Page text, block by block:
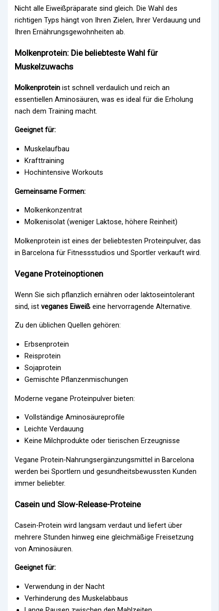
Nicht alle Eiweißpräparate sind gleich. Die Wahl des
richtigen Typs hängt von Ihren Zielen, Ihrer Verdauung und
Ihren Ernährungsgewohnheiten ab.
Molkenprotein: Die beliebteste Wahl für
Muskelzuwachs
Molkenproteinist schnell verdaulich und reich an
essentiellen Aminosäuren, was es ideal für die Erholung
nach dem Training macht.
Geeignet für:
Muskelaufbau
Krafttraining
Hochintensive Workouts
Gemeinsame Formen:
Molkenkonzentrat
Molkenisolat (weniger Laktose, höhere Reinheit)
Molkenprotein ist eines der beliebtesten Proteinpulver, das
in Barcelona für Fitnessstudios und Sportler verkauft wird.
Vegane Proteinoptionen
Wenn Sie sich pflanzlich ernähren oder laktoseintolerant
sind, istveganes Eiweiß eine hervorragende Alternative.
Zu den üblichen Quellen gehören:
Erbsenprotein
Reisprotein
Sojaprotein
Gemischte Pflanzenmischungen
Moderne vegane Proteinpulver bieten:
Vollständige Aminosäureprofile
Leichte Verdauung
Keine Milchprodukte oder tierischen Erzeugnisse
Vegane Protein-Nahrungsergänzungsmittel in Barcelona
werden bei Sportlern und gesundheitsbewussten Kunden
immer beliebter.
Casein und Slow-Release-Proteine
Casein-Protein wird langsam verdaut und liefert über
mehrere Stunden hinweg eine gleichmäßige Freisetzung
von Aminosäuren.
Geeignet für:
Verwendung in der Nacht
Verhinderung des Muskelabbaus